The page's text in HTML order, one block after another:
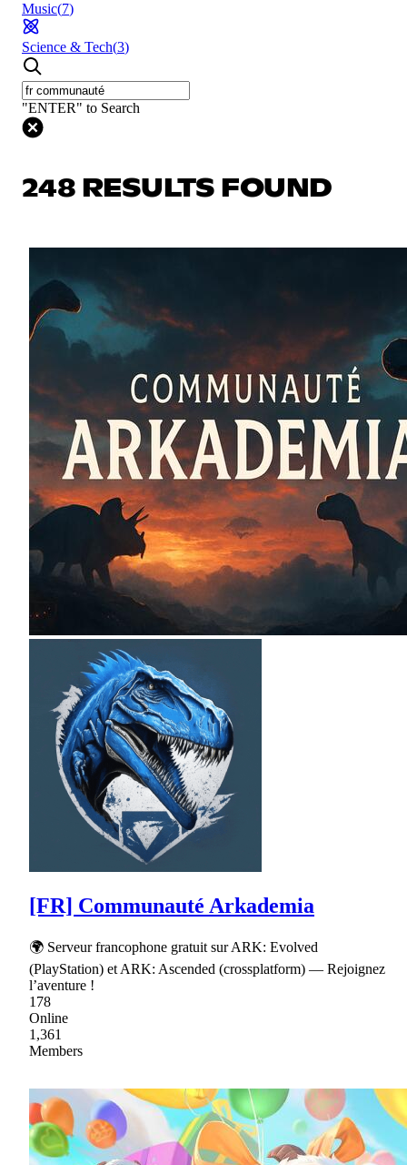
Music(7)
Science & Tech(3)
"ENTER" to Search
248 RESULTS FOUND
[FR] Communauté Arkademia
🌍 Serveur francophone gratuit sur ARK: Evolved
(PlayStation) et ARK: Ascended (crossplatform) — Rejoignez
l’aventure !
178
Online
1,361
Members